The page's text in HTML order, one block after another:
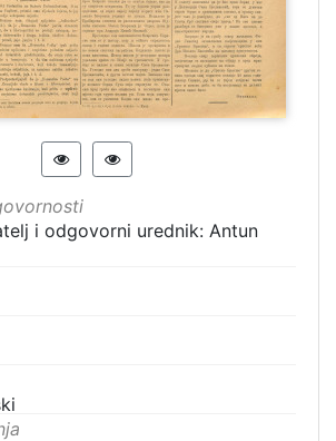
i odgovorni urednik: Antun